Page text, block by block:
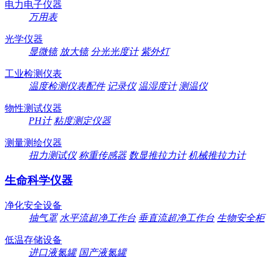
电力电子仪器
万用表
光学仪器
显微镜 放大镜 分光光度计 紫外灯
工业检测仪表
温度检测仪表配件 记录仪 温湿度计 测温仪
物性测试仪器
PH计 粘度测定仪器
测量测绘仪器
扭力测试仪 称重传感器 数显推拉力计 机械推拉力计
生命科学仪器
净化安全设备
抽气罩 水平流超净工作台 垂直流超净工作台 生物安全柜
低温存储设备
进口液氮罐 国产液氮罐